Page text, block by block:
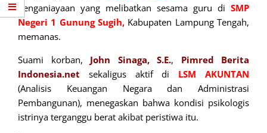
penganiayaan yang melibatkan sesama guru di SMP
Negeri 1 Gunung Sugih, Kabupaten Lampung Tengah,
memanas.
Suami korban, John Sinaga, S.E., Pimred
Berita
Indonesia.net sekaligus aktif di LSM AKUNTAN
(Analisis Keuangan Negara dan Administrasi
Pembangunan), menegaskan bahwa kondisi psikologis
istrinya terganggu berat akibat peristiwa itu.